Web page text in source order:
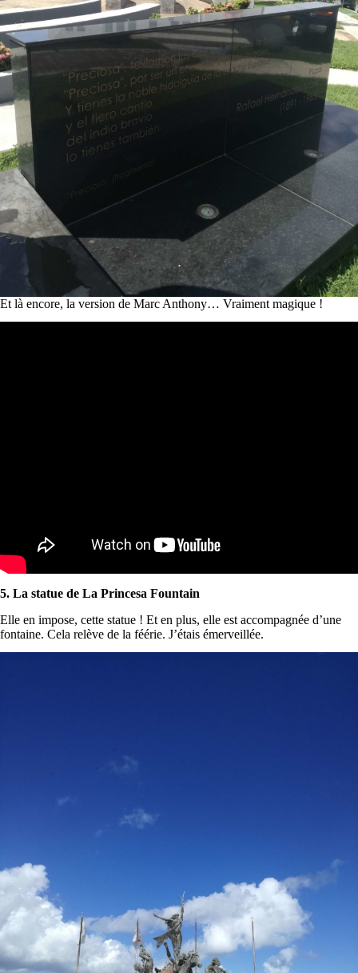
Et là encore, la version de Marc Anthony… Vraiment magique !
5. La statue de La Princesa Fountain
Elle en impose, cette statue ! Et en plus, elle est accompagnée d’une
fontaine. Cela relève de la féérie. J’étais émerveillée.